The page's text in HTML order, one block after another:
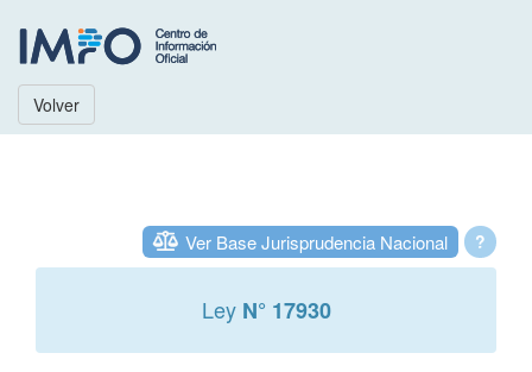
Volver
?
Ver Base Jurisprudencia Nacional
Ley N° 17930